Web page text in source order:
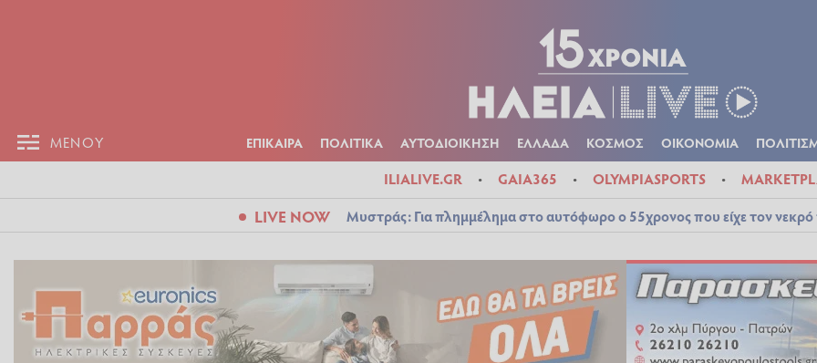
ΜΕΝΟΥ ΕΠΙΚΑΙΡΑ ΠΟΛΙΤΙΚΑ ΑΥΤΟΔΙΟΙΚΗΣΗ ΕΛΛΑΔΑ ΚΟΣΜΟΣ ΟΙΚΟΝΟΜΙΑ
ILIALIVE.GR GAIA365 OLYMPIASPORTS
LIVE NOW Μυστράς: Για πλημμέλημα στο αυτόφωρο ο 55χρονος που είχε τον